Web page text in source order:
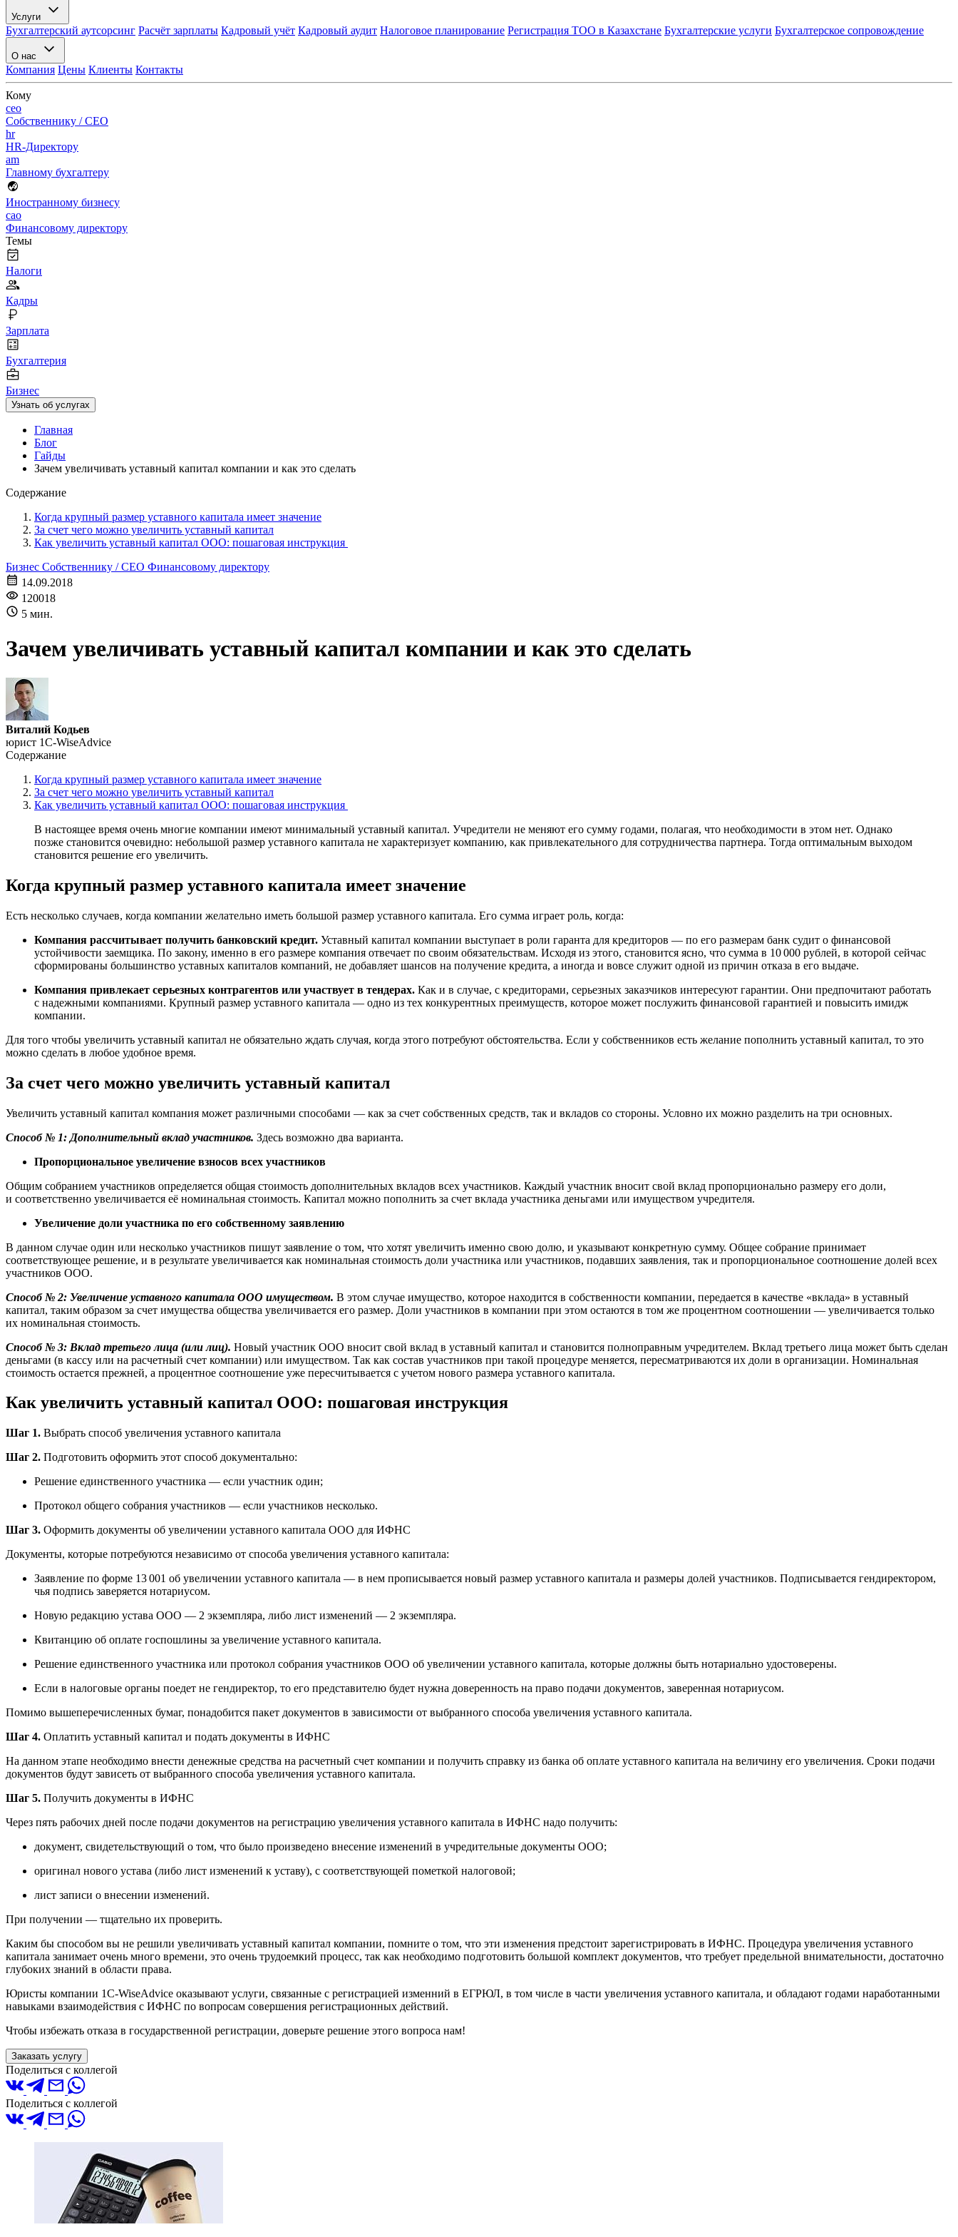
Услуги
Бухгалтерский аутсорсинг Расчёт зарплаты Кадровый учёт Кадровый аудит Налоговое планирование Регистрация ТОО в Казахстане Бухгалтерские услуги Бухгалтерское сопровождение
О нас
Компания Цены Клиенты Контакты
Кому
ceo
Собственнику / CEO
hr
HR-Директору
am
Главному бухгалтеру
Иностранному бизнесу
cao
Финансовому директору
Темы
Налоги
Кадры
Зарплата
Бухгалтерия
Бизнес
Узнать об услугах
Главная
Блог
Гайды
Зачем увеличивать уставный капитал компании и как это сделать
Содержание
Когда крупный размер уставного капитала имеет значение
За счет чего можно увеличить уставный капитал
Как увеличить уставный капитал ООО: пошаговая инструкция
Бизнес Собственнику / CEO Финансовому директору
14.09.2018
120018
5 мин.
Зачем увеличивать уставный капитал компании и как это сделать
Виталий Кодьев
юрист 1C-WiseAdvice
Содержание
Когда крупный размер уставного капитала имеет значение
За счет чего можно увеличить уставный капитал
Как увеличить уставный капитал ООО: пошаговая инструкция
В настоящее время очень многие компании имеют минимальный уставный капитал. Учредители не меняют его сумму годами, полагая, что необходимости в этом нет. Однако
позже становится очевидно: небольшой размер уставного капитала не характеризует компанию, как привлекательного для сотрудничества партнера. Тогда оптимальным выходом
становится решение его увеличить.
Когда крупный размер уставного капитала имеет значение
Есть несколько случаев, когда компании желательно иметь большой размер уставного капитала. Его сумма играет роль, когда:
Компания рассчитывает получить банковский кредит. Уставный капитал компании выступает в роли гаранта для кредиторов — по его размерам банк судит о финансовой
устойчивости заемщика. По закону, именно в его размере компания отвечает по своим обязательствам. Исходя из этого, становится ясно, что сумма в 10 000 рублей, в которой сейчас
сформированы большинство уставных капиталов компаний, не добавляет шансов на получение кредита, а иногда и вовсе служит одной из причин отказа в его выдаче.
Компания привлекает серьезных контрагентов или участвует в тендерах. Как и в случае, с кредиторами, серьезных заказчиков интересуют гарантии. Они предпочитают работать
с надежными компаниями. Крупный размер уставного капитала — одно из тех конкурентных преимуществ, которое может послужить финансовой гарантией и повысить имидж
компании.
Для того чтобы увеличить уставный капитал не обязательно ждать случая, когда этого потребуют обстоятельства. Если у собственников есть желание пополнить уставный капитал, то это
можно сделать в любое удобное время.
За счет чего можно увеличить уставный капитал
Увеличить уставный капитал компания может различными способами — как за счет собственных средств, так и вкладов со стороны. Условно их можно разделить на три основных.
Способ № 1: Дополнительный вклад участников. Здесь возможно два варианта.
Пропорциональное увеличение взносов всех участников
Общим собранием участников определяется общая стоимость дополнительных вкладов всех участников. Каждый участник вносит свой вклад пропорционально размеру его доли,
и соответственно увеличивается её номинальная стоимость. Капитал можно пополнить за счет вклада участника деньгами или имуществом учредителя.
Увеличение доли участника по его собственному заявлению
В данном случае один или несколько участников пишут заявление о том, что хотят увеличить именно свою долю, и указывают конкретную сумму. Общее собрание принимает
соответствующее решение, и в результате увеличивается как номинальная стоимость доли участника или участников, подавших заявления, так и пропорциональное соотношение долей всех
участников ООО.
Способ № 2: Увеличение уставного капитала ООО имуществом. В этом случае имущество, которое находится в собственности компании, передается в качестве «вклада» в уставный
капитал, таким образом за счет имущества общества увеличивается его размер. Доли участников в компании при этом остаются в том же процентном соотношении — увеличивается только
их номинальная стоимость.
Способ № 3: Вклад третьего лица (или лиц). Новый участник ООО вносит свой вклад в уставный капитал и становится полноправным учредителем. Вклад третьего лица может быть сделан
деньгами (в кассу или на расчетный счет компании) или имуществом. Так как состав участников при такой процедуре меняется, пересматриваются их доли в организации. Номинальная
стоимость остается прежней, а процентное соотношение уже пересчитывается с учетом нового размера уставного капитала.
Как увеличить уставный капитал ООО: пошаговая инструкция
Шаг 1. Выбрать способ увеличения уставного капитала
Шаг 2. Подготовить оформить этот способ документально:
Решение единственного участника — если участник один;
Протокол общего собрания участников — если участников несколько.
Шаг 3. Оформить документы об увеличении уставного капитала ООО для ИФНС
Документы, которые потребуются независимо от способа увеличения уставного капитала:
Заявление по форме 13 001 об увеличении уставного капитала — в нем прописывается новый размер уставного капитала и размеры долей участников. Подписывается гендиректором,
чья подпись заверяется нотариусом.
Новую редакцию устава ООО — 2 экземпляра, либо лист изменений — 2 экземпляра.
Квитанцию об оплате госпошлины за увеличение уставного капитала.
Решение единственного участника или протокол собрания участников ООО об увеличении уставного капитала, которые должны быть нотариально удостоверены.
Если в налоговые органы поедет не гендиректор, то его представителю будет нужна доверенность на право подачи документов, заверенная нотариусом.
Помимо вышеперечисленных бумаг, понадобится пакет документов в зависимости от выбранного способа увеличения уставного капитала.
Шаг 4. Оплатить уставный капитал и подать документы в ИФНС
На данном этапе необходимо внести денежные средства на расчетный счет компании и получить справку из банка об оплате уставного капитала на величину его увеличения. Сроки подачи
документов будут зависеть от выбранного способа увеличения уставного капитала.
Шаг 5. Получить документы в ИФНС
Через пять рабочих дней после подачи документов на регистрацию увеличения уставного капитала в ИФНС надо получить:
документ, свидетельствующий о том, что было произведено внесение изменений в учредительные документы ООО;
оригинал нового устава (либо лист изменений к уставу), с соответствующей пометкой налоговой;
лист записи о внесении изменений.
При получении — тщательно их проверить.
Каким бы способом вы не решили увеличивать уставный капитал компании, помните о том, что эти изменения предстоит зарегистрировать в ИФНС. Процедура увеличения уставного
капитала занимает очень много времени, это очень трудоемкий процесс, так как необходимо подготовить большой комплект документов, что требует предельной внимательности, достаточно
глубоких знаний в области права.
Юристы компании 1C-WiseAdvice оказывают услуги, связанные с регистрацией изменний в ЕГРЮЛ, в том числе в части увеличения уставного капитала, и обладают годами наработанными
навыками взаимодействия с ИФНС по вопросам совершения регистрационных действий.
Чтобы избежать отказа в государственной регистрации, доверьте решение этого вопроса нам!
Заказать услугу
Поделиться с коллегой
Поделиться с коллегой